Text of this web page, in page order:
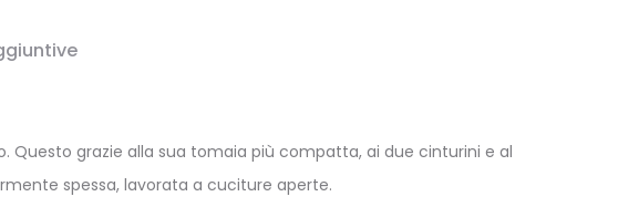
Questo grazie alla sua tomaia più compatta, ai due cinturini e al
spessa, lavorata a cuciture aperte.